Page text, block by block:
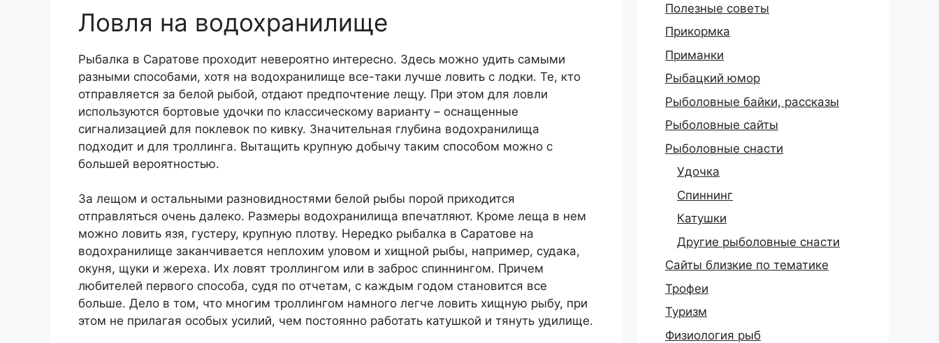
Ловля на водохранилище
Рыбалка в Саратове проходит невероятно интересно. Здесь можно удить самыми
разными способами, хотя на водохранилище все-таки лучше ловить с лодки. Те, кто
отправляется за белой рыбой, отдают предпочтение лещу. При этом для ловли
используются бортовые удочки по классическому варианту – оснащенные
сигнализацией для поклевок по кивку. Значительная глубина водохранилища
подходит и для троллинга. Вытащить крупную добычу таким способом можно с
большей вероятностью.
За лещом и остальными разновидностями белой рыбы порой приходится
отправляться очень далеко. Размеры водохранилища впечатляют. Кроме леща в нем
можно ловить язя, густеру, крупную плотву. Нередко рыбалка в Саратове на
водохранилище заканчивается неплохим уловом и хищной рыбы, например, судака,
окуня, щуки и жереха. Их ловят троллингом или в заброс спиннингом. Причем
любителей первого способа, судя по отчетам, с каждым годом становится все
больше. Дело в том, что многим троллингом намного легче ловить хищную рыбу, при
этом не прилагая особых усилий, чем постоянно работать катушкой и тянуть удилище.
Полезные советы
Прикормка
Приманки
Рыбацкий юмор
Рыболовные байки, рассказы
Рыболовные сайты
Рыболовные снасти
Удочка
Спиннинг
Катушки
Другие рыболовные снасти
Сайты близкие по тематике
Трофеи
Туризм
Физиология рыб